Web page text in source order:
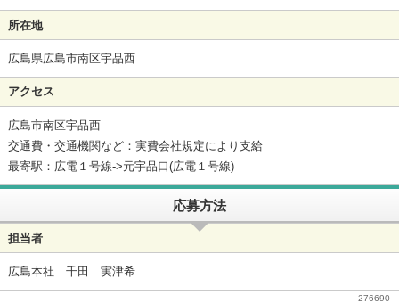
所在地
広島県広島市南区宇品西
アクセス
広島市南区宇品西
交通費・交通機関など：実費会社規定により支給
最寄駅：広電１号線->元宇品口(広電１号線)
応募方法
担当者
広島本社 千田 実津希
276690